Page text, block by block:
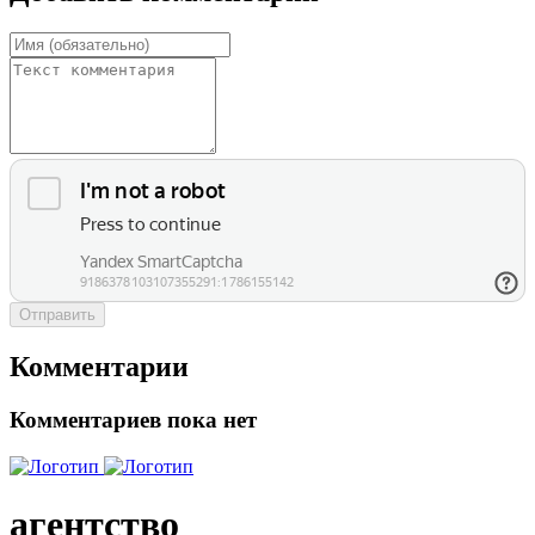
Отправить
Комментарии
Комментариев пока нет
агентство